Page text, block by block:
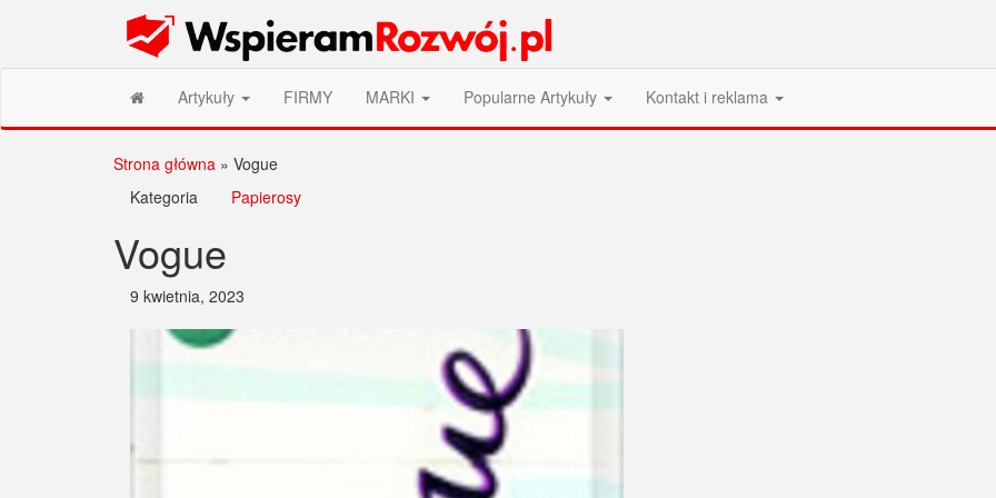
Wspieram Rozwój PL
Artykuły FIRMY MARKI Popularne Artykuły Kontakt i reklama
Strona główna » Vogue
Kategoria
Papierosy
Vogue
9 kwietnia, 2023